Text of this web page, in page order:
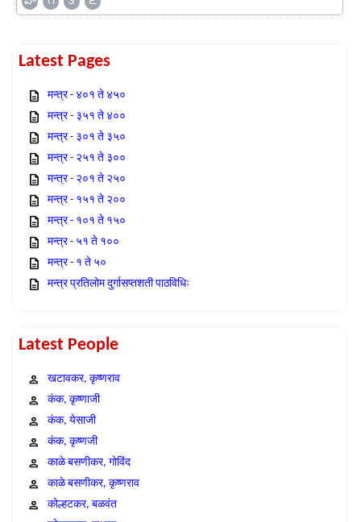
Latest Pages
मन्त्र - ४०१ ते ४५०
मन्त्र - ३५१ ते ४००
मन्त्र - ३०१ ते ३५०
मन्त्र - २५१ ते ३००
मन्त्र - २०१ ते २५०
मन्त्र - १५१ ते २००
मन्त्र - १०१ ते १५०
मन्त्र - ५१ ते १००
मन्त्र - १ ते ५०
मन्त्र प्रतिलोम दुर्गासप्तशती पाठविधिः
Latest People
खटावकर, कृष्णराव
कंक, कृष्णाजी
कंक, येसाजी
कंक, कृष्णजी
काळे बसणीकर, गोविंद
काळे बसणीकर, कृष्णराव
कोल्हटकर, बळवंत